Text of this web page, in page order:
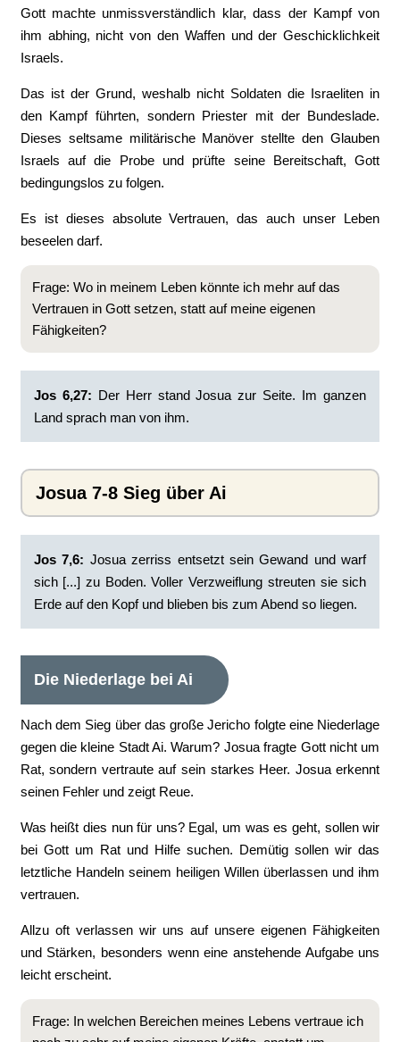
Gott machte unmissverständlich klar, dass der Kampf von
ihm abhing, nicht von den Waffen und der Geschicklichkeit
Israels.
Das ist der Grund, weshalb nicht Soldaten die Israeliten in
den Kampf führten, sondern Priester mit der Bundeslade.
Dieses seltsame militärische Manöver stellte den Glauben
Israels auf die Probe und prüfte seine Bereitschaft, Gott
bedingungslos zu folgen.
Es ist dieses absolute Vertrauen, das auch unser Leben
beseelen darf.
Frage: Wo in meinem Leben könnte ich mehr auf das
Vertrauen in Gott setzen, statt auf meine eigenen
Fähigkeiten?
Jos 6,27: Der Herr stand Josua zur Seite. Im ganzen
Land sprach man von ihm.
Josua 7-8 Sieg über Ai
Jos 7,6: Josua zerriss entsetzt sein Gewand und warf
sich [...] zu Boden. Voller Verzweiflung streuten sie sich
Erde auf den Kopf und blieben bis zum Abend so liegen.
Die Niederlage bei Ai
Nach dem Sieg über das große Jericho folgte eine Niederlage
gegen die kleine Stadt Ai. Warum? Josua fragte Gott nicht um
Rat, sondern vertraute auf sein starkes Heer. Josua erkennt
seinen Fehler und zeigt Reue.
Was heißt dies nun für uns? Egal, um was es geht, sollen wir
bei Gott um Rat und Hilfe suchen. Demütig sollen wir das
letztliche Handeln seinem heiligen Willen überlassen und ihm
vertrauen.
Allzu oft verlassen wir uns auf unsere eigenen Fähigkeiten
und Stärken, besonders wenn eine anstehende Aufgabe uns
leicht erscheint.
Frage: In welchen Bereichen meines Lebens vertraue ich